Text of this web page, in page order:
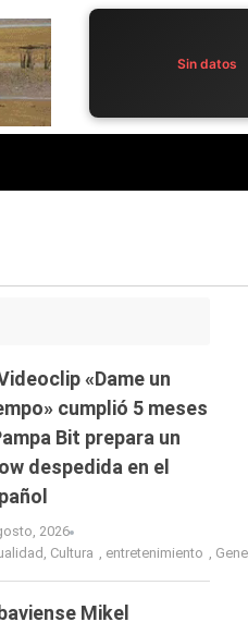
Sin datos
«Dame un
cumplió 5 meses
Bit prepara un
despedida en el
2026
, Cultura , entretenimiento ,
Mikel